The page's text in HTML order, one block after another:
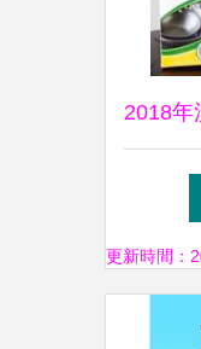
2018年
發報
更新時間：